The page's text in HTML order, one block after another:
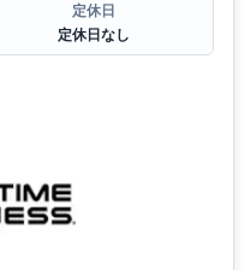
定休日
定休日なし